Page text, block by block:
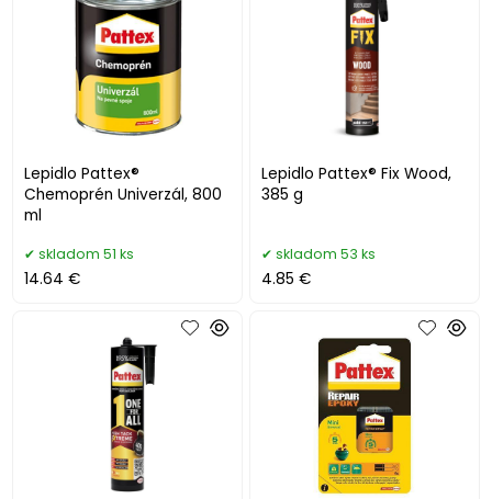
Lepidlo Pattex®
Chemoprén Univerzál, 800
ml
skladom 51 ks
14.64 €
Lepidlo Pattex® Fix Wood,
385 g
skladom 53 ks
4.85 €